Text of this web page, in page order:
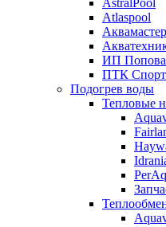
Atlaspool
ИП
ПТК Спорт
Подогрев воды
Тепловые